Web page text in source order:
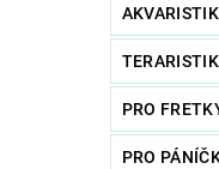
PRO
PRO